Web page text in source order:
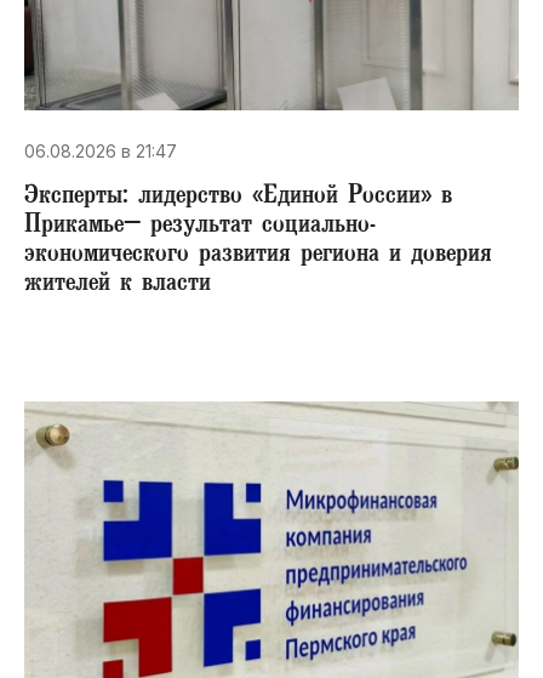
06.08.2026 в 21:47
Эксперты: лидерство «Единой России» в
Прикамье– результат социально-
экономического развития региона и доверия
жителей к власти